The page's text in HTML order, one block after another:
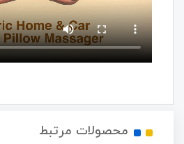
محصولات مرتبط